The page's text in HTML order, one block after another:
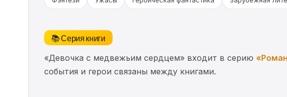
📚 Серия книги
«Девочка с медвежьим сердцем» входит в серию
события и герои связаны между книгами.